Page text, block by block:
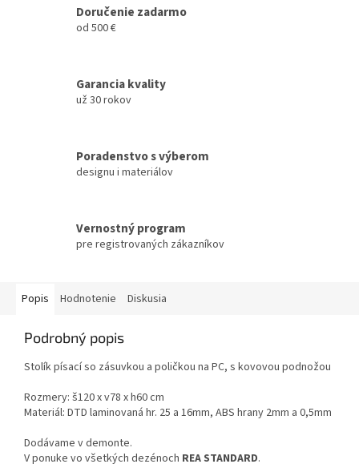
Doručenie zadarmo
od 500 €
Garancia kvality
už 30 rokov
Poradenstvo s výberom
designu i materiálov
Vernostný program
pre registrovaných zákazníkov
Popis Hodnotenie Diskusia
Podrobný popis
Stolík písací so zásuvkou a poličkou na PC, s kovovou podnožou
Rozmery: š120 x v78 x h60 cm
Materiál: DTD laminovaná hr. 25 a 16mm, ABS hrany 2mm a 0,5mm
Dodávame v demonte.
V ponuke vo všetkých dezénoch REA STANDARD.